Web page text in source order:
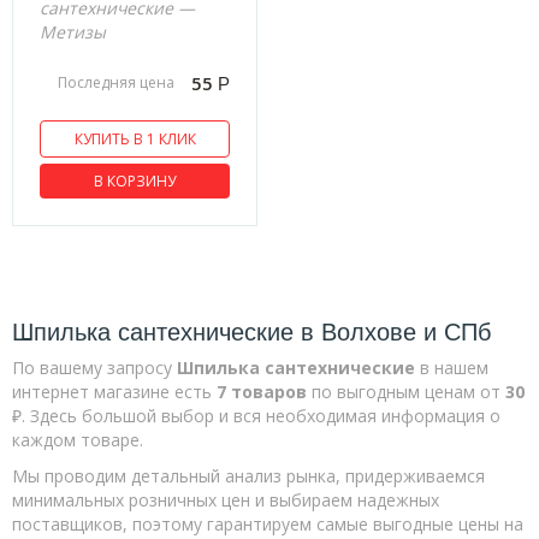
US Угловой соединитель
Кляймер
Лента монтажная
Опора балки
Пластина с шипами
Саморезы
Гипрок-дерево черные
Гипрок дерево желтые
Клопы Ral
Клопы острые
Клопы сверло
сантехнические —
Метизы
Последняя цена 55 Р
КУПИТЬ В 1 КЛИК
В КОРЗИНУ
Шпилька сантехнические в Волхове и СПб
По вашему запросу Шпилька сантехнические в нашем
интернет магазине есть 7 товаров по выгодным ценам от 30
₽. Здесь большой выбор и вся необходимая информация о
каждом товаре.
Мы проводим детальный анализ рынка, придерживаемся
минимальных розничных цен и выбираем надежных
поставщиков, поэтому гарантируем самые выгодные цены на